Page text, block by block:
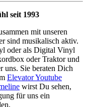
seit 1993
mit unseren
sind musikalisch aktiv.
oder als Digital Vinyl
oder Traktor und
uns. Sie beraten Dich
Elevator Youtube
wirst Du sehen,
für uns ein